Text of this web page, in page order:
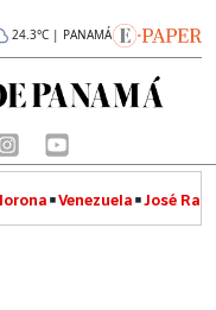
24.3°C | PANAMÁ
Venezuela José